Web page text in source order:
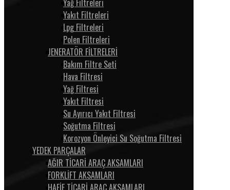
Yağ Filtreleri
Yakıt Filtreleri
Lpg Filtreleri
Polen Filtreleri
JENERATÖR FİLTRELERİ
Bakım Filtre Seti
Hava Filtresi
Yağ Filtresi
Yakıt Filtresi
Su Ayırıcı Yakıt Filtresi
Soğutma Filtresi
Korozyon Önleyici Su Soğutma Filtresi
YEDEK PARÇALAR
AĞIR TİCARİ ARAÇ AKSAMLARI
FORKLİFT AKSAMLARI